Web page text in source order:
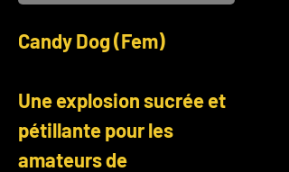
Candy Dog (Fem)
Une explosion sucrée et
pétillante pour les
amateurs de